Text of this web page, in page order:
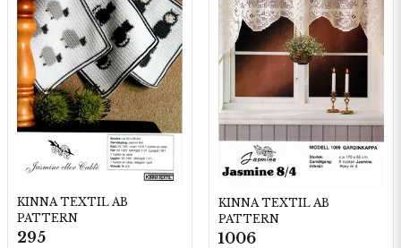
KINNA TEXTIL AB
PATTERN
295
KINNA TEXTIL AB
PATTERN
1006